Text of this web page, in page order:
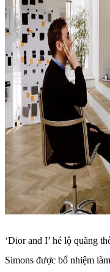
‘Dior and I’ hé lộ quãng
Simons được bổ nhiệm